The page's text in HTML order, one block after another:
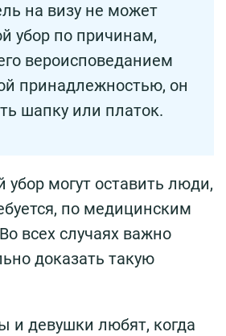
на визу не может
убор по причинам,
вероисповеданием
принадлежностью, он
шапку или платок.
убор могут оставить люди,
по медицинским
всех случаях важно
доказать такую
и девушки любят, когда